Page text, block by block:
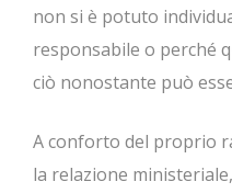
non si è potuto
responsabile o perché
ciò nonostante può
A conforto del proprio
la relazione